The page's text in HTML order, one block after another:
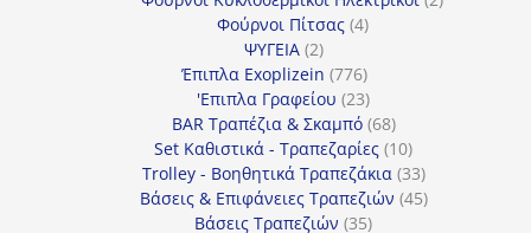
Φούρνοι Πίτσας 44
ΨΥΓΕΙΑ 22
προϊόντα
Έπιπλα Exoplizein 776776
προϊόντα
'Επιπλα Γραφείου 2323
προϊόντα
BAR Τραπέζια & Σκαμπό 6868
προϊόντα
Set Καθιστικά - Τραπεζαρίες 1010
προϊόντα
Trolley - Βοηθητικά Τραπεζάκια 3333
προϊόντα
Βάσεις & Επιφάνειες Τραπεζιών 4545
Βάσεις Τραπεζιών 3535